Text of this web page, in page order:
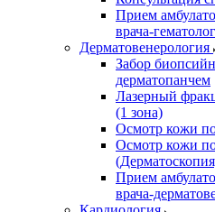
Прием
врача-
Дерматовенерология
Забор
дерматопанчем
Лазерный
(1 зона)
Осмотр кожи
Осмотр кожи
Прием
врача-